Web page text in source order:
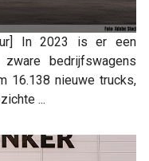
In 2023 is er een
bedrijfswagens
16.138 nieuwe trucks,
...